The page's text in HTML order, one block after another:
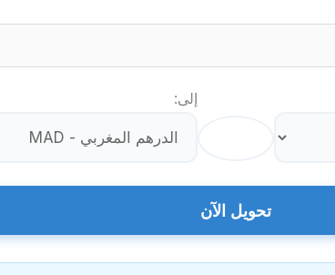
إلى:
تحويل الآن